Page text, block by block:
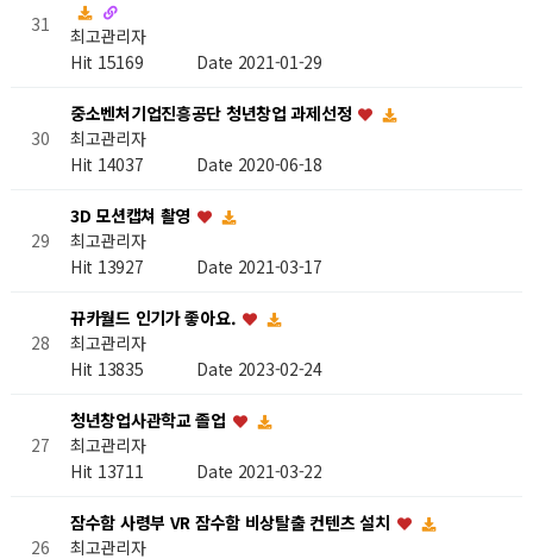
31
최고관리자
Hit 15169 Date 2021-01-29
30
중소벤처기업진흥공단 청년창업 과제선정
최고관리자
Hit 14037 Date 2020-06-18
29
3D 모션캡쳐 촬영
최고관리자
Hit 13927 Date 2021-03-17
28
뀨카월드 인기가 좋아요.
최고관리자
Hit 13835 Date 2023-02-24
27
청년창업사관학교 졸업
최고관리자
Hit 13711 Date 2021-03-22
26
잠수함 사령부 VR 잠수함 비상탈출 컨텐츠 설치
최고관리자